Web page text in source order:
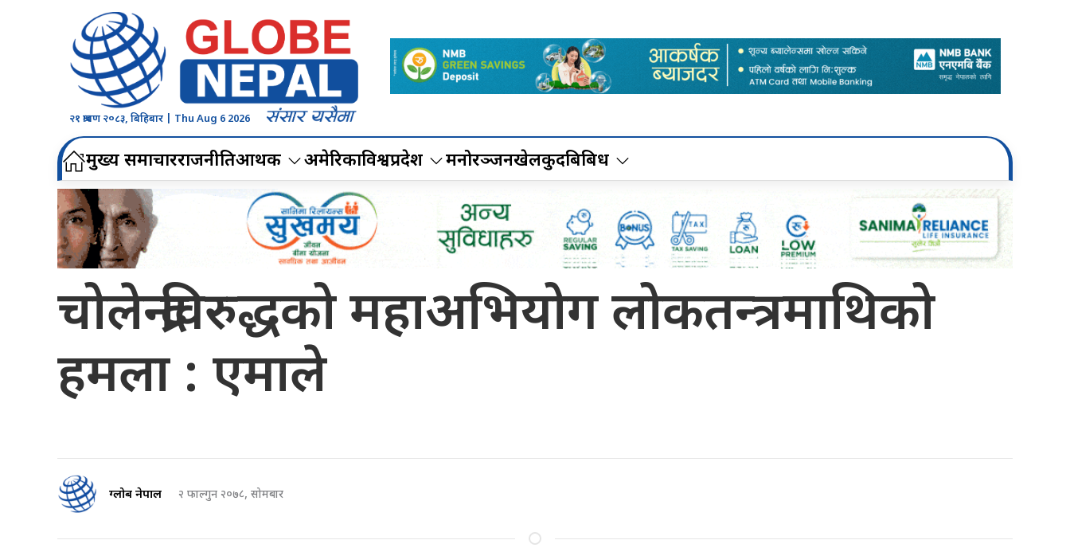
२१ श्रावण २०८३, बिहिबार | Thu Aug 6 2026
मुख्य समाचारराजनीतिआर्थिक अमेरिकाविश्वप्रदेश मनोरञ्जनखेलकुदबिबिध
चोलेन्द्रविरुद्धको महाअभियोग लोकतन्त्रमाथिको
हमला : एमाले
ग्लोब नेपाल २ फाल्गुन २०७८, सोमबार